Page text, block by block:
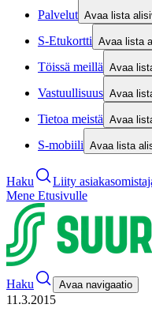
Palvelut Avaa lista
S-Etukortti Avaa lista
Töissä meillä Avaa
Vastuullisuus Avaa
Tietoa meistä Avaa
S-mobiili Avaa lista
Haku
Liity
Mene Etusivulle
Haku Avaa navigaatio
11.3.2015